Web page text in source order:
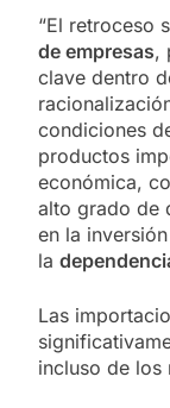
“El retroceso
de empresas,
clave dentro
condiciones
productos
económica,
alto grado de
en la
la
Las
incluso de los